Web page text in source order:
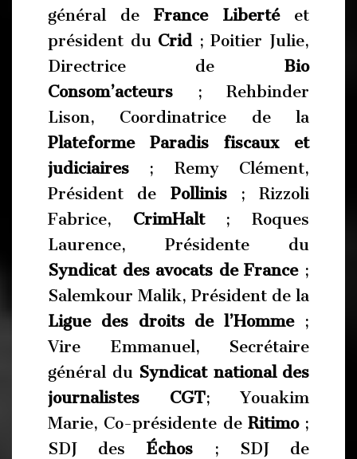
général de France Libertéet
président du Crid ; Poitier Julie,
Directrice de Bio
Consom’acteurs ; Rehbinder
Lison, Coordinatrice de la
Plateforme Paradis fiscaux et
judiciaires ; Remy Clément,
Président de Pollinis; Rizzoli
Fabrice, CrimHalt; Roques
Laurence, Présidente du
Syndicat des avocats de France;
Salemkour Malik, Président de la
Ligue des droits de l’Homme;
Vire Emmanuel, Secrétaire
général du Syndicat national des
journalistes CGT; Youakim
Marie, Co-présidente de Ritimo;
SDJ des Échos ; SDJ de